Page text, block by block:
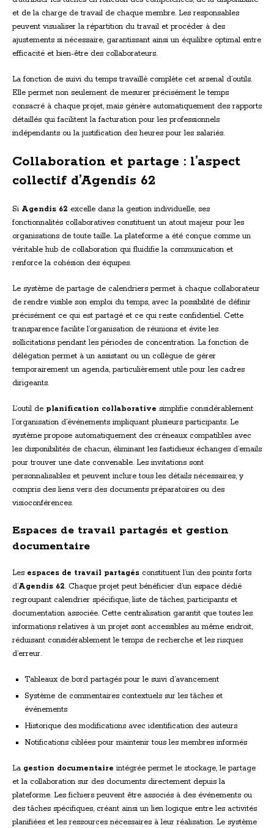
et de la charge de travail de chaque membre. Les responsables
peuvent visualiser la répartition du travail et procéder à des
ajustements si nécessaire, garantissant ainsi un équilibre optimal entre
efficacité et bien-être des collaborateurs.
La fonction de suivi du temps travaillé complète cet arsenal d’outils.
Elle permet non seulement de mesurer précisément le temps
consacré à chaque projet, mais génère automatiquement des rapports
détaillés qui facilitent la facturation pour les professionnels
indépendants ou la justification des heures pour les salariés.
Collaboration et partage : l’aspect
collectif d’Agendis 62
Si Agendis 62 excelle dans la gestion individuelle, ses
fonctionnalités collaboratives constituent un atout majeur pour les
organisations de toute taille. La plateforme a été conçue comme un
véritable hub de collaboration qui fluidifie la communication et
renforce la cohésion des équipes.
Le système de partage de calendriers permet à chaque collaborateur
de rendre visible son emploi du temps, avec la possibilité de définir
précisément ce qui est partagé et ce qui reste confidentiel. Cette
transparence facilite l’organisation de réunions et évite les
sollicitations pendant les périodes de concentration. La fonction de
délégation permet à un assistant ou un collègue de gérer
temporairement un agenda, particulièrement utile pour les cadres
dirigeants.
L’outil de planification collaborative simplifie considérablement
l’organisation d’événements impliquant plusieurs participants. Le
système propose automatiquement des créneaux compatibles avec
les disponibilités de chacun, éliminant les fastidieux échanges d’emails
pour trouver une date convenable. Les invitations sont
personnalisables et peuvent inclure tous les détails nécessaires, y
compris des liens vers des documents préparatoires ou des
visioconférences.
Espaces de travail partagés et gestion
documentaire
Les espaces de travail partagés constituent l’un des points forts
d’Agendis 62. Chaque projet peut bénéficier d’un espace dédié
regroupant calendrier spécifique, liste de tâches, participants et
documentation associée. Cette centralisation garantit que toutes les
informations relatives à un projet sont accessibles au même endroit,
réduisant considérablement le temps de recherche et les risques
d’erreur.
Tableaux de bord partagés pour le suivi d’avancement
Système de commentaires contextuels sur les tâches et
événements
Historique des modifications avec identification des auteurs
Notifications ciblées pour maintenir tous les membres informés
La gestion documentaire intégrée permet le stockage, le partage
et la collaboration sur des documents directement depuis la
plateforme. Les fichiers peuvent être associés à des événements ou
des tâches spécifiques, créant ainsi un lien logique entre les activités
planifiées et les ressources nécessaires à leur réalisation. Le système